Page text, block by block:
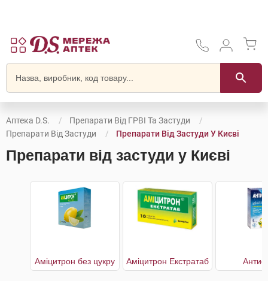
Аптека D.S.
Препарати Від ГРВІ Та Застуди
Препарати Від Застуди
Препарати Від Застуди У Києві
Препарати від застуди у Києві
Аміцитрон без цукру Аміцитрон Екстратаб